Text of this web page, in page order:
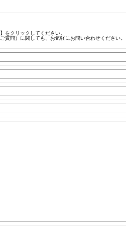
をクリックしてください。
質問）に関しても、お気軽にお問い合わせください